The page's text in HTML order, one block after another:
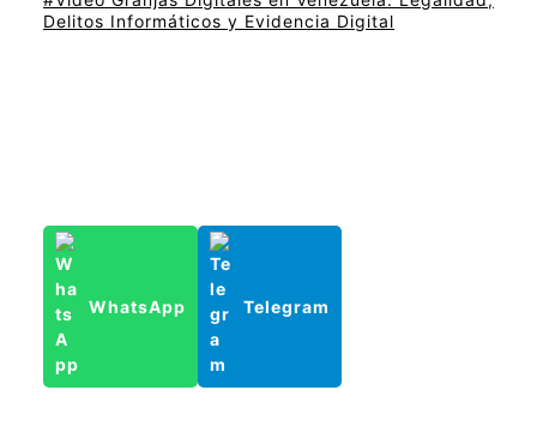
Delitos Informáticos y Evidencia Digital
WhatsApp Telegram